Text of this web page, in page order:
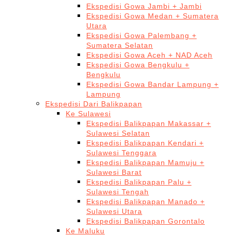
Ekspedisi Gowa Jambi + Jambi
Ekspedisi Gowa Medan + Sumatera
Utara
Ekspedisi Gowa Palembang +
Sumatera Selatan
Ekspedisi Gowa Aceh + NAD Aceh
Ekspedisi Gowa Bengkulu +
Bengkulu
Ekspedisi Gowa Bandar Lampung +
Lampung
Ekspedisi Dari Balikpapan
Ke Sulawesi
Ekspedisi Balikpapan Makassar +
Sulawesi Selatan
Ekspedisi Balikpapan Kendari +
Sulawesi Tenggara
Ekspedisi Balikpapan Mamuju +
Sulawesi Barat
Ekspedisi Balikpapan Palu +
Sulawesi Tengah
Ekspedisi Balikpapan Manado +
Sulawesi Utara
Ekspedisi Balikpapan Gorontalo
Ke Maluku